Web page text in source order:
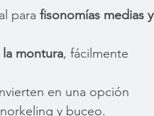
para fisonomías medias y
montura, fácilmente
en una opción
y buceo.